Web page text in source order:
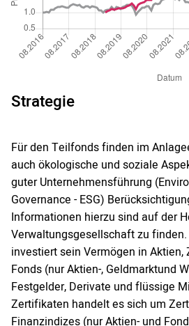
Strategie
Für den Teilfonds finden im
auch ökologische und soziale
guter Unternehmensführung
Governance - ESG)
Informationen hierzu sind auf der
Verwaltungsgesellschaft zu
investiert sein Vermögen in Aktien,
Fonds (nur Aktien-, Geldmarktund
Festgelder, Derivate und flüssige
Zertifikaten handelt es sich um
Finanzindizes (nur Aktien- und